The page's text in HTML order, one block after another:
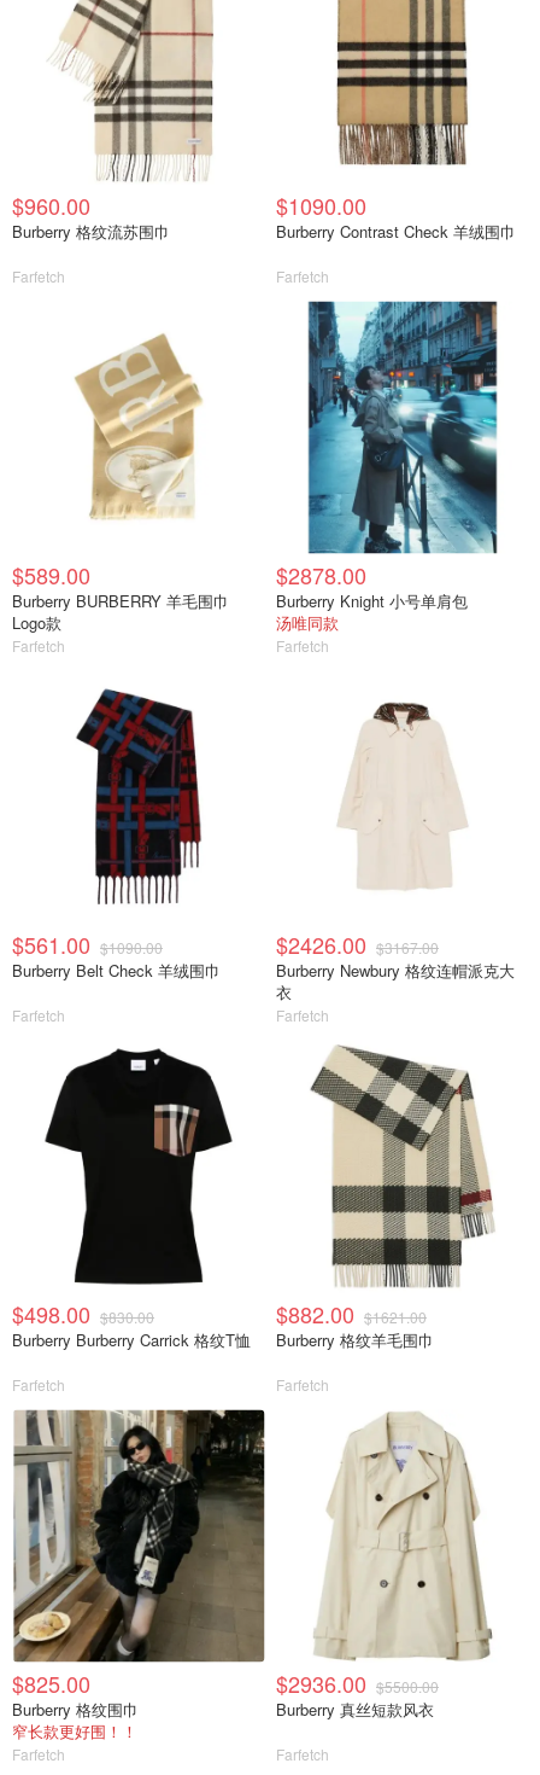
$960.00
Burberry 格纹流苏围巾
Farfetch
$1090.00
Burberry Contrast Check 羊绒围巾
Farfetch
$589.00
Burberry BURBERRY 羊毛围巾
Logo款
Farfetch
$2878.00
Burberry Knight 小号单肩包
汤唯同款
Farfetch
$561.00 $1090.00
Burberry Belt Check 羊绒围巾
Farfetch
$2426.00 $3167.00
Burberry Newbury 格纹连帽派克大
衣
Farfetch
$498.00 $830.00
Burberry Burberry Carrick 格纹T恤
Farfetch
$882.00 $1621.00
Burberry 格纹羊毛围巾
Farfetch
$825.00
Burberry 格纹围巾
窄长款更好围！！
Farfetch
$2936.00 $5500.00
Burberry 真丝短款风衣
Farfetch